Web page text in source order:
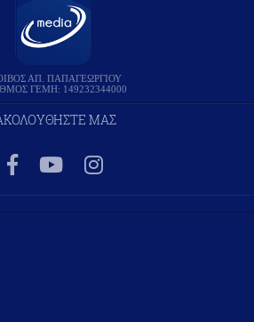
ΑΠ. ΠΑΠΑΓΕΩΡΓΙΟΥ
ΓΕΜΗ: 149232344000
ΜΑΣ